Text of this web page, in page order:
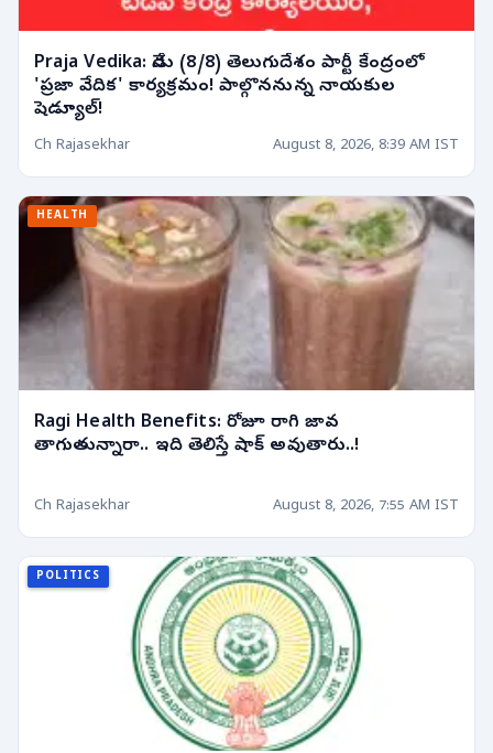
Praja Vedika: నేడు (8/8) తెలుగుదేశం పార్టీ కేంద్రంలో
'ప్రజా వేదిక' కార్యక్రమం! పాల్గొననున్న నాయకుల
షెడ్యూల్!
Ch Rajasekhar August 8, 2026, 8:39 AM IST
HEALTH
Ragi Health Benefits: రోజూ రాగి జావ
తాగుతున్నారా.. ఇది తెలిస్తే షాక్ అవుతారు..!
Ch Rajasekhar August 8, 2026, 7:55 AM IST
POLITICS